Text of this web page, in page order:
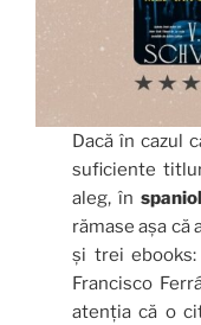
Dacă în cazul
suficiente
aleg, în
rămase așa
și trei ebooks:
Francisco
atenția că o